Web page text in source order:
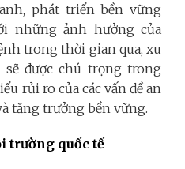
phát triển bền vững
những ảnh hưởng của
trong thời gian qua, xu
được chú trọng trong
rủi ro của các vấn đề an
tăng trưởng bền vững.
trường quốc tế